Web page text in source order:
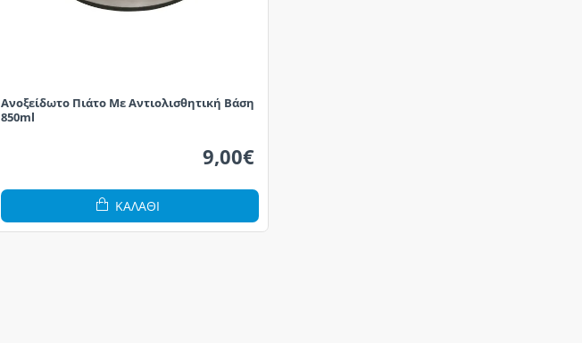
Ανοξείδωτο Πιάτο Με Αντιολισθητική Βάση
850ml
9,00€
ΚΑΛΆΘΙ